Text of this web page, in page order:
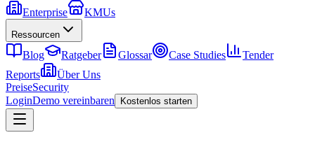
Enterprise
KMUs
Ressourcen
Blog Ratgeber Glossar Case Studies
Tender
Reports
Über Uns
PreiseSecurity
LoginDemo vereinbaren Kostenlos starten